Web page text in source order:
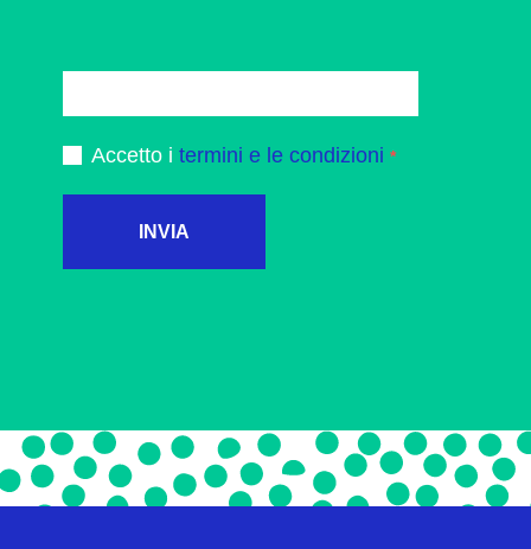
Accetto i termini e le condizioni
INVIA